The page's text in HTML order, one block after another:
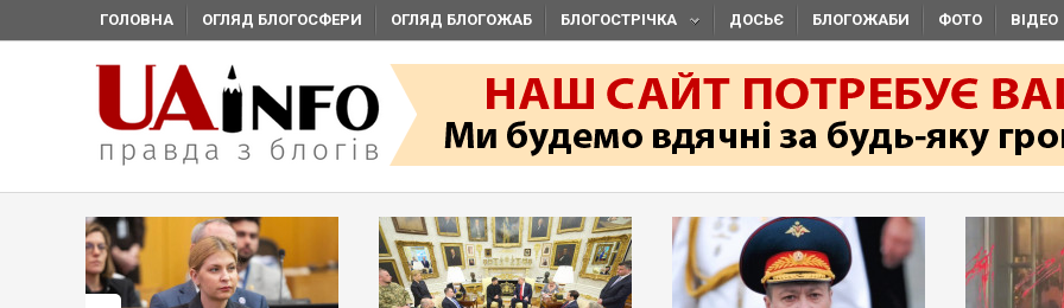
ГОЛОВНА ОГЛЯД БЛОГОСФЕРИ ОГЛЯД БЛОГОЖАБ БЛОГОСТРІЧКА ДОСЬЄ БЛОГОЖАБИ ФОТО ВІДЕО